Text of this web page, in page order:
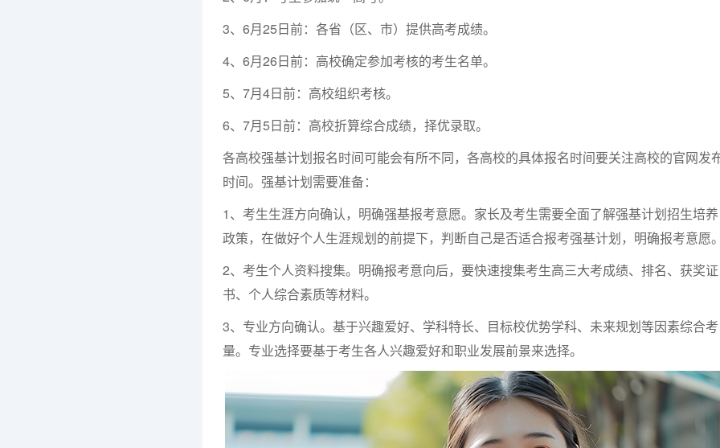
3、6月25日前：各省（区、市）提供高考成绩。
4、6月26日前：高校确定参加考核的考生名单。
5、7月4日前：高校组织考核。
6、7月5日前：高校折算综合成绩，择优录取。
各高校强基计划报名时间可能会有所不同，各高校的具体报名时间要关注高校的官网发
时间。强基计划需要准备：
1、考生生涯方向确认，明确强基报考意愿。家长及考生需要全面了解强基计划招生培养
政策，在做好个人生涯规划的前提下，判断自己是否适合报考强基计划，明确报考意愿
2、考生个人资料搜集。明确报考意向后，要快速搜集考生高三大考成绩、排名、获奖证
书、个人综合素质等材料。
3、专业方向确认。基于兴趣爱好、学科特长、目标校优势学科、未来规划等因素综合考
量。专业选择要基于考生各人兴趣爱好和职业发展前景来选择。